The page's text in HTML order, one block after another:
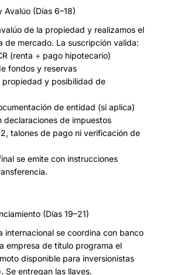
Avalúo (Días 6–18)
de la propiedad y realizamos el
de mercado. La suscripción valida:
(renta ÷ pago hipotecario)
fondos y reservas
propiedad y posibilidad de
de entidad (si aplica)
declaraciones de impuestos
talones de pago ni verificación de
se emite con instrucciones
(Días 19–21)
internacional se coordina con banco
empresa de título programa el
disponible para inversionistas
Se entregan las llaves.